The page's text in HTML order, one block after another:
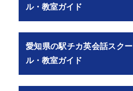
ル・教室ガイド
愛知県の駅チカ英会話スクー
ル・教室ガイド